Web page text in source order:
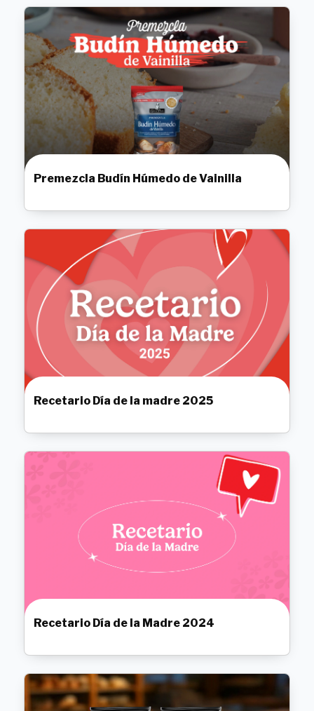
Premezcla Budín Húmedo de Vainilla
Recetario Día de la madre 2025
Recetario Día de la Madre 2024